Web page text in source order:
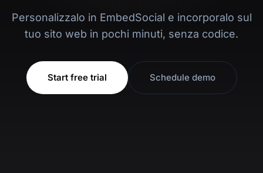
Personalizzalo in EmbedSocial e incorporalo sul
tuo sito web in pochi minuti, senza codice.
Start free trial Schedule demo